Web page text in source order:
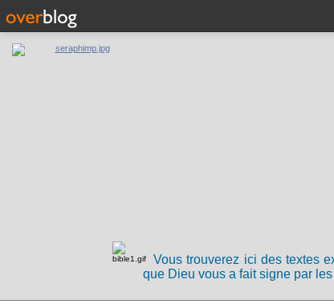
Vous trouverez ici des textes
que Dieu vous a fait signe par